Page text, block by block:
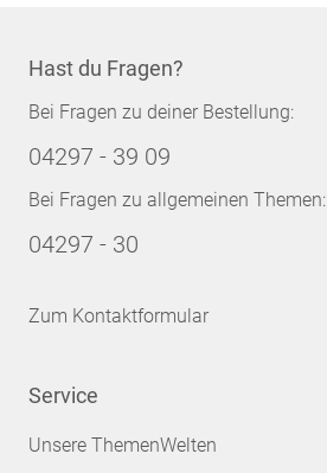
Hast du Fragen?
Bei Fragen zu deiner Bestellung:
04297 - 39 09
Bei Fragen zu allgemeinen Themen:
04297 - 30
Zum Kontaktformular
Service
Unsere ThemenWelten